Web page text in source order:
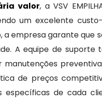
valor, a VSV
um excelente
empresa garante que
A equipe de suporte
de preços
específicas de cada